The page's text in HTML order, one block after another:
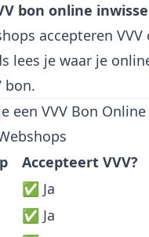
bon online
accepteren
lees je waar je
bon.
een VVV Bon
Accepteert VVV?
✅ Ja
✅ Ja